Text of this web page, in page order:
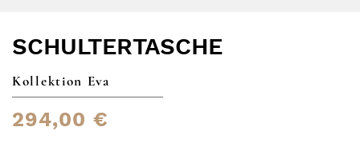
SCHULTERTASCHE
Kollektion Eva
294,00 €